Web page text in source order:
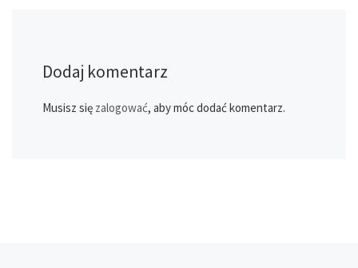
Dodaj komentarz
Musisz się zalogować, aby móc dodać komentarz.